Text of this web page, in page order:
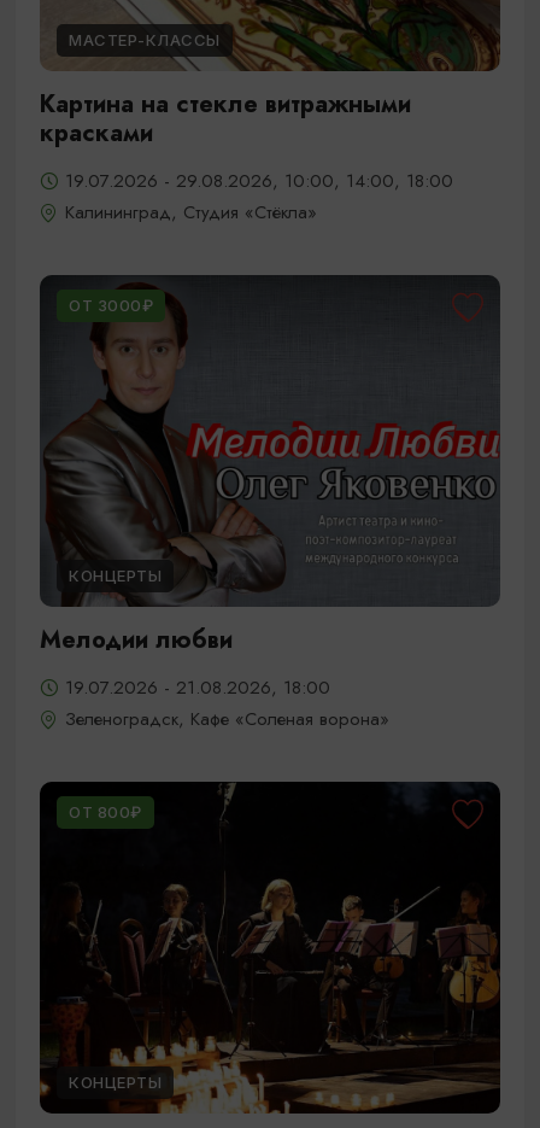
МАСТЕР-КЛАССЫ
Картина на стекле витражными
красками
19.07.2026 - 29.08.2026, 10:00, 14:00, 18:00
Калининград, Студия «Стёкла»
ОТ 3000₽
КОНЦЕРТЫ
Мелодии любви
19.07.2026 - 21.08.2026, 18:00
Зеленоградск, Кафе «Соленая ворона»
ОТ 800₽
КОНЦЕРТЫ